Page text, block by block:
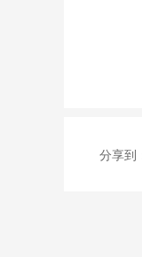
分享到